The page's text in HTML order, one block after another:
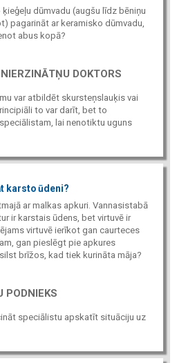
dūmvadu (augšu līdz bēniņu
pagarināt ar keramisko dūmvadu,
abus kopā?
DOKTORS
var atbildēt skursteņslauķis vai
to var darīt, bet to
lai nenotiktu uguns
karsto ūdeni?
ar malkas apkuri. Vannasistabā
ir karstais ūdens, bet virtuvē ir
virtuvē ierīkot gan caurteces
gan pieslēgt pie apkures
brīžos, kad tiek kurināta māja?
PODNIEKS
speciālistu apskatīt situāciju uz